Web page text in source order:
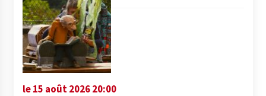
le 15 août 2026 20:00